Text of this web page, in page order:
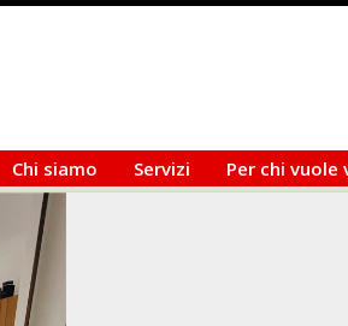
Chi siamo Servizi Per chi vuole